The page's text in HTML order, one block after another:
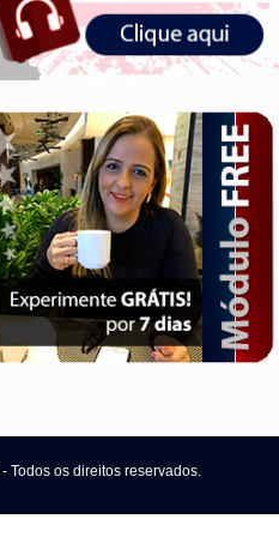
- Todos os direitos reservados.